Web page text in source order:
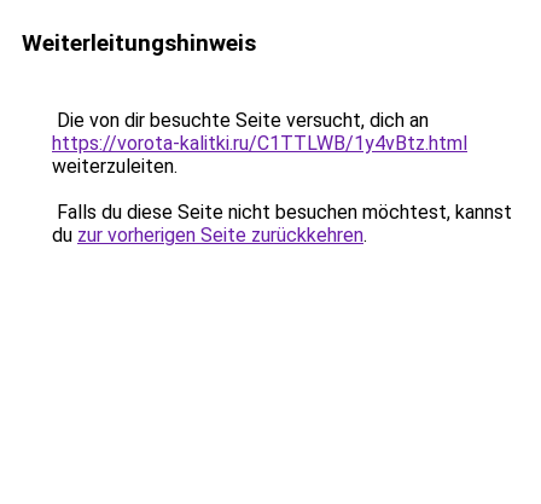
Weiterleitungshinweis
Die von dir besuchte Seite versucht, dich an
https://vorota-kalitki.ru/C1TTLWB/1y4vBtz.html
weiterzuleiten.
Falls du diese Seite nicht besuchen möchtest, kannst
du zur vorherigen Seite zurückkehren.